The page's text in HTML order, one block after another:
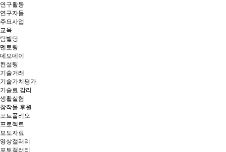
연구활동
연구자들
주요사업
교육
팀빌딩
멘토링
데모데이
컨설팅
기술거래
기술가치평가
기술료 감리
생활실험
창작물 후원
포트폴리오
프로젝트
보도자료
영상갤러리
포토갤러리